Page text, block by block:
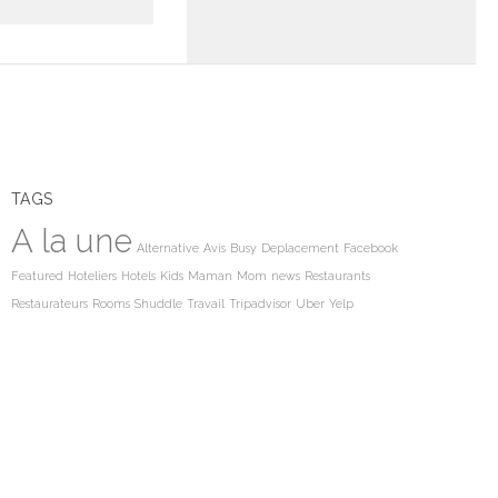
TAGS
A la une Alternative Avis Busy Deplacement Facebook
Featured Hoteliers Hotels Kids Maman Mom news Restaurants
Restaurateurs Rooms Shuddle Travail Tripadvisor Uber Yelp